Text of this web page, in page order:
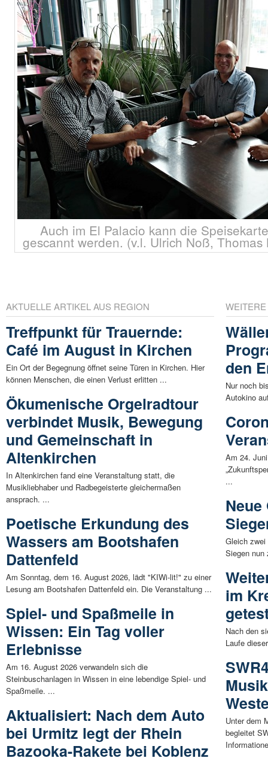
Auch im El Palacio kann die
gescannt werden. (v.l. Ulrich Noß,
AKTUELLE ARTIKEL AUS REGION
Treffpunkt für Trauernde:
Café im August in Kirchen
Ein Ort der Begegnung öffnet seine Türen in Kirchen. Hier
können Menschen, die einen Verlust erlitten ...
Ökumenische Orgelradtour
verbindet Musik, Bewegung
und Gemeinschaft in
Altenkirchen
In Altenkirchen fand eine Veranstaltung statt, die
Musikliebhaber und Radbegeisterte gleichermaßen
ansprach. ...
Poetische Erkundung des
Wassers am Bootshafen
Dattenfeld
Am Sonntag, dem 16. August 2026, lädt "KIWi-lit!" zu einer
Lesung am Bootshafen Dattenfeld ein. Die Veranstaltung ...
Spiel- und Spaßmeile in
Wissen: Ein Tag voller
Erlebnisse
Am 16. August 2026 verwandeln sich die
Steinbuschanlagen in Wissen in eine lebendige Spiel- und
Spaßmeile. ...
Aktualisiert: Nach dem Auto
bei Urmitz legt der Rhein
Bazooka-Rakete bei Koblenz
den
Nur noch
Autokino
Am 24.
...
Gleich
Siegen
im
Nach den
Laufe
Unter dem
begleitet